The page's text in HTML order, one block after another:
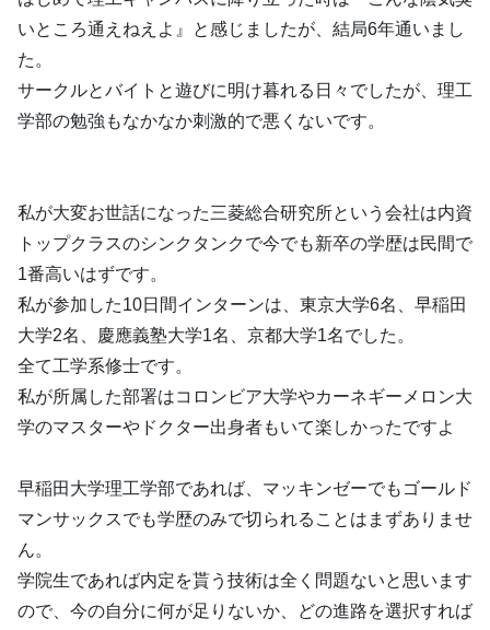
いところ通えねえよ』と感じましたが、結局6年通いまし
た。
サークルとバイトと遊びに明け暮れる日々でしたが、理工
学部の勉強もなかなか刺激的で悪くないです。
私が大変お世話になった三菱総合研究所という会社は内資
トップクラスのシンクタンクで今でも新卒の学歴は民間で
1番高いはずです。
私が参加した10日間インターンは、東京大学6名、早稲田
大学2名、慶應義塾大学1名、京都大学1名でした。
全て工学系修士です。
私が所属した部署はコロンビア大学やカーネギーメロン大
学のマスターやドクター出身者もいて楽しかったですよ
早稲田大学理工学部であれば、マッキンゼーでもゴールド
マンサックスでも学歴のみで切られることはまずありませ
ん。
学院生であれば内定を貰う技術は全く問題ないと思います
ので、今の自分に何が足りないか、どの進路を選択すれば